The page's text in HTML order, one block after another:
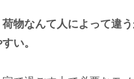
荷物なんて人によって違
い。